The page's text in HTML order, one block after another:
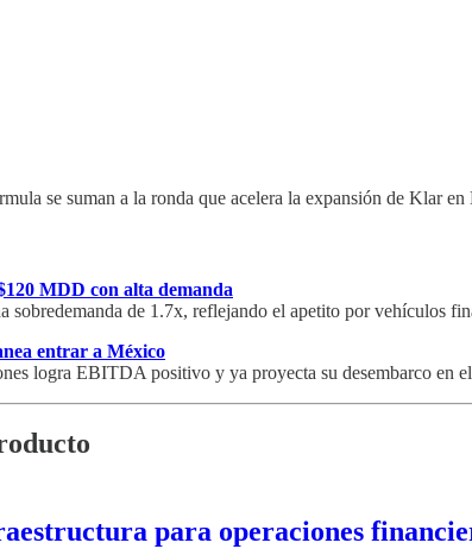
se suman a la ronda que acelera la expansión de Klar
MDD con alta demanda
de 1.7x, reflejando el apetito por vehículos
entrar a México
logra EBITDA positivo y ya proyecta su desembarco en
para operaciones